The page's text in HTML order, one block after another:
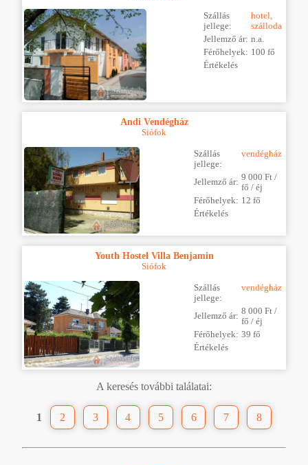
Szállás
jellege:
hotel,
szálloda
Jellemző ár: n.a.
Férőhelyek: 100 fő
Értékelés
Andi Vendégház
Siófok
Szállás
jellege:
vendégház
Jellemző ár: 9 000 Ft /
fő / éj
Férőhelyek: 12 fő
Értékelés
Youth Hostel Villa Benjamin
Siófok
Szállás
jellege:
vendégház
Jellemző ár: 8 000 Ft /
fő / éj
Férőhelyek: 39 fő
Értékelés
A keresés további találatai:
1 2 3 4 5 6 7 8